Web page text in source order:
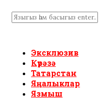
Эксклюзив
Күрәзә
Татарстан
Яңалыклар
Язмыш